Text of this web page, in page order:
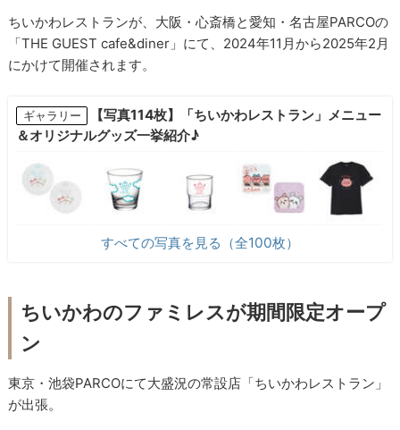
ちいかわレストランが、大阪・心斎橋と愛知・名古屋PARCOの
「THE GUEST cafe&diner」にて、2024年11月から2025年2月
にかけて開催されます。
ギャラリー
【写真114枚】「ちいかわレストラン」メニュー
＆オリジナルグッズ一挙紹介♪
すべての写真を見る（全100枚）
ちいかわのファミレスが期間限定オープ
ン
東京・池袋PARCOにて大盛況の常設店「ちいかわレストラン」
が出張。